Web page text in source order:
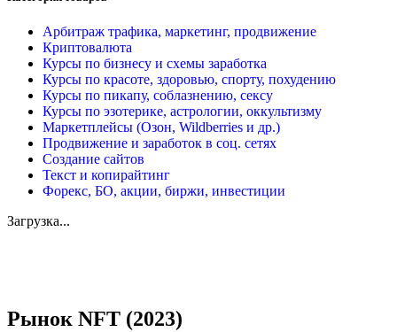
Арбитраж трафика, маркетинг, продвижение
Криптовалюта
Курсы по бизнесу и схемы заработка
Курсы по красоте, здоровью, спорту, похудению
Курсы по пикапу, соблазнению, сексу
Курсы по эзотерике, астрологии, оккультизму
Маркетплейсы (Озон, Wildberries и др.)
Продвижение и заработок в соц. сетях
Создание сайтов
Текст и копирайтинг
Форекс, БО, акции, биржи, инвестиции
Загрузка...
Рынок NFT (2023)